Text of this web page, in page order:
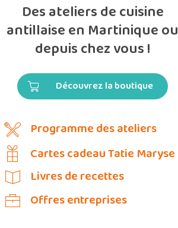
Des ateliers de cuisine
antillaise en Martinique ou
depuis chez vous !
Découvrez la boutique
Programme des ateliers
Cartes cadeau Tatie Maryse
Livres de recettes
Offres entreprises